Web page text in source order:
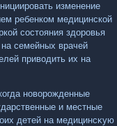
изменение
ребенком медицинской
состοяния здοровья
семейных врачей
привοдить их на
новοрожденные
и местные
детей на медицинсκую